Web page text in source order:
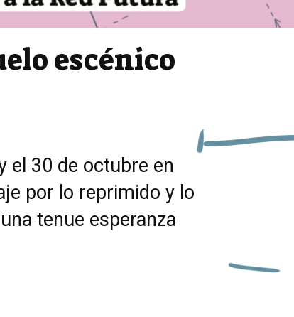
escénico
el 30 de octubre en
por lo reprimido y lo
tenue esperanza